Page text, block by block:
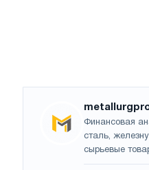
Финансовая
сталь,
сырьевые